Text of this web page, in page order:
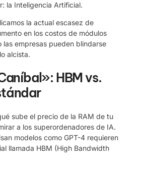
la Inteligencia Artificial.
la actual escasez de
en los costos de módulos
las empresas pueden blindarse
alcista.
HBM vs.
sube el precio de la RAM de tu
a los superordenadores de IA.
modelos como GPT-4 requieren
llamada HBM (High Bandwidth